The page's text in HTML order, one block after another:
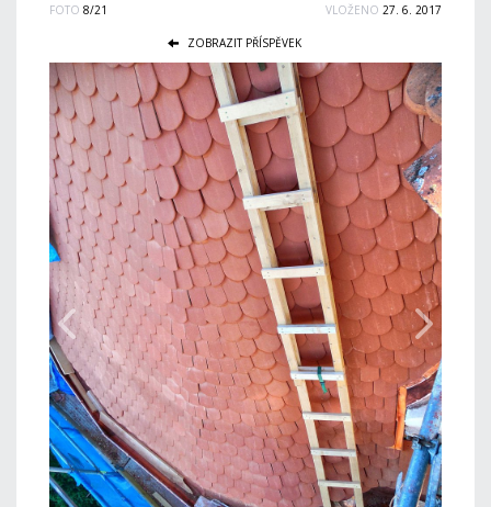
FOTO 8/21 VLOŽENO 27. 6. 2017
ZOBRAZIT PŘÍSPĚVEK